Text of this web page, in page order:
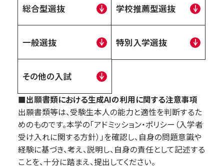
総合型選抜 学校推薦型選抜
一般選抜 特別入学選抜
その他の入試
■出願書類における生成AIの利用に関する注意事項
出願書類等は、受験生本人の能力と適性を判断するた
めのものです。本学の「アドミッション・ポリシー（入学者
受け入れに関する方針）」を確認し、自身の問題意識や
経験に基づき、考え、説明し、自身の責任として記述する
ことを、十分に踏まえ、提出してください。